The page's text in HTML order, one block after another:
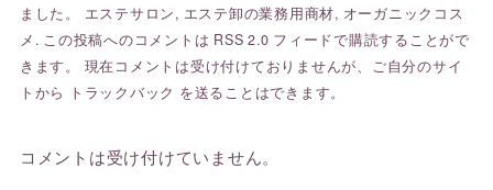
ました。 エステサロン, エステ卸の業務用商材, オーガニックコス
メ . この投稿へのコメントは RSS 2.0 フィードで購読することがで
きます。 現在コメントは受け付けておりませんが、ご自分のサイ
トから
トラックバック を送ることはできます。
コメントは受け付けていません。